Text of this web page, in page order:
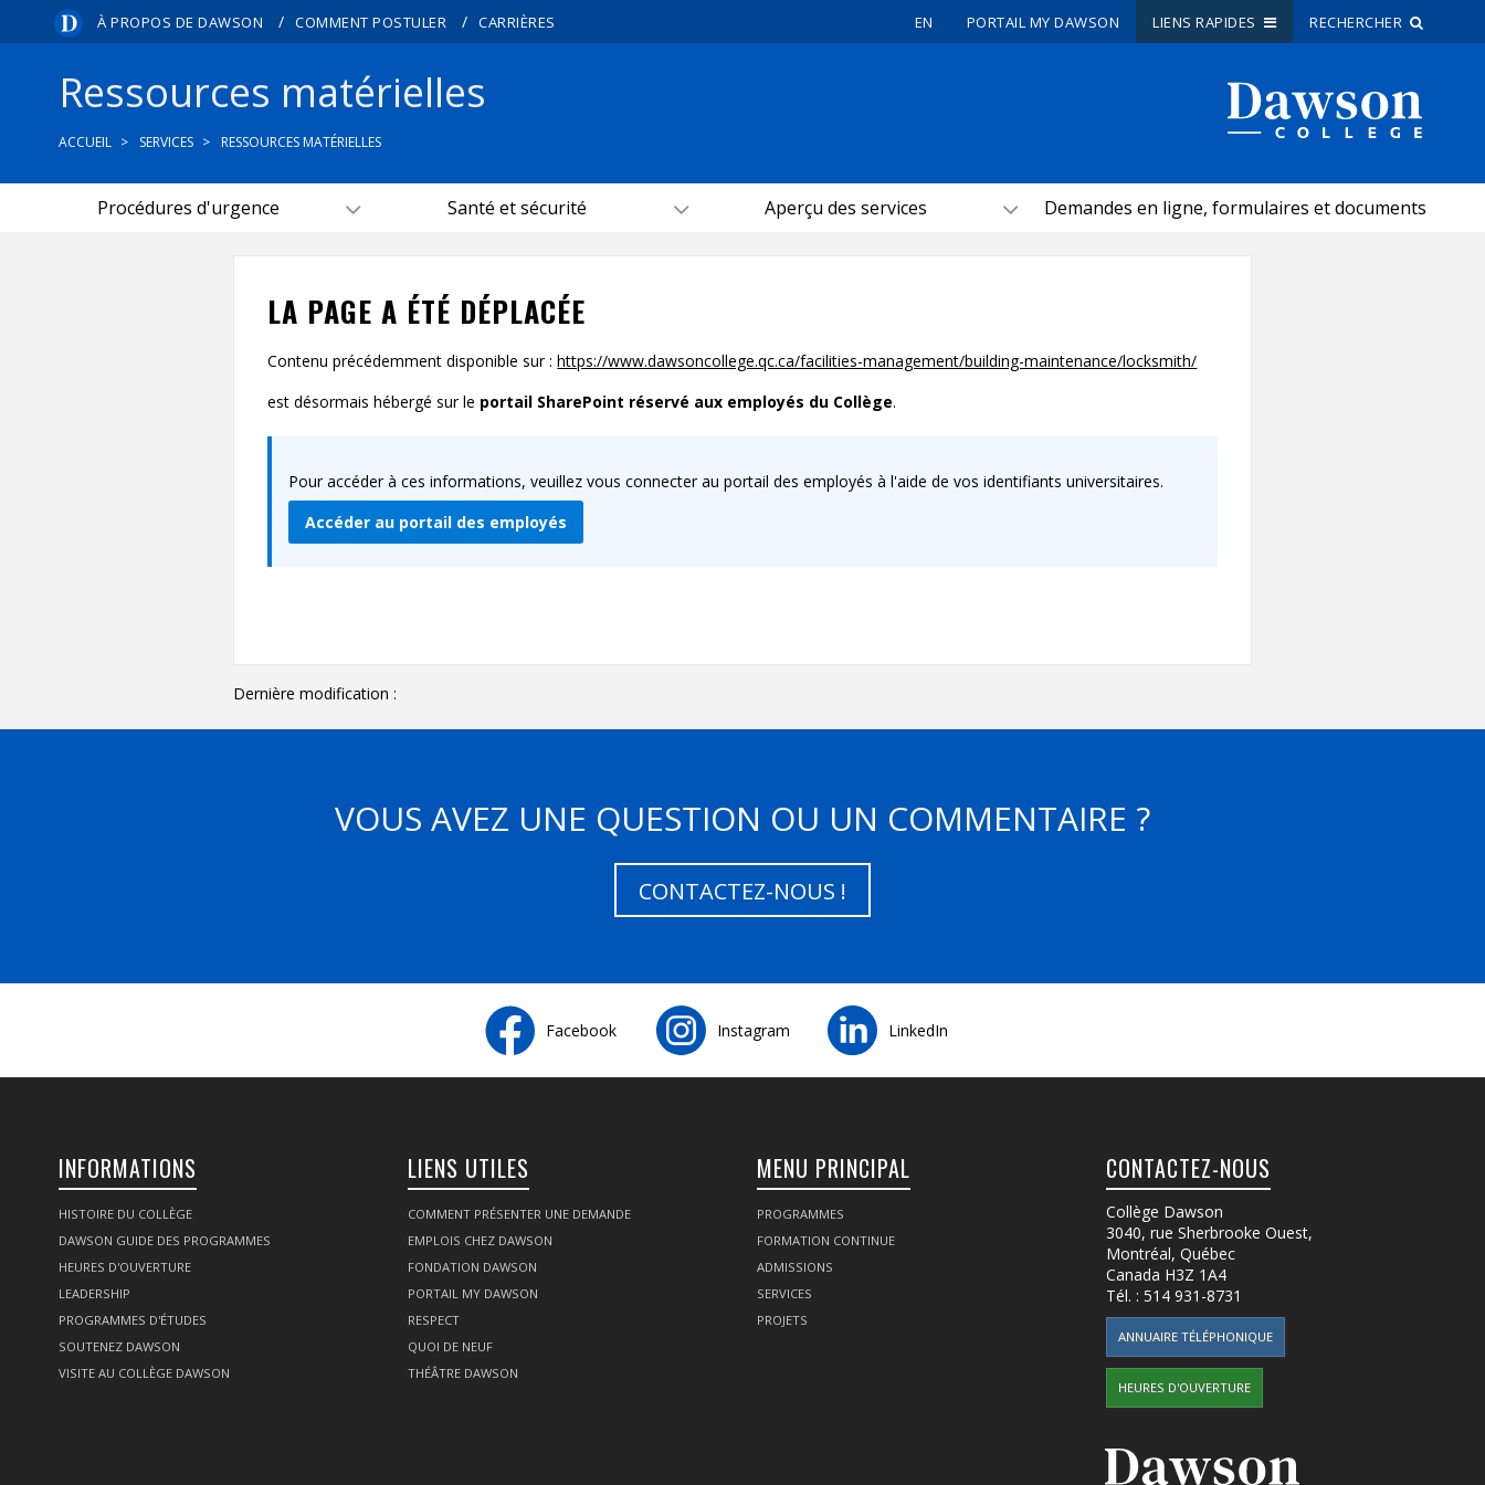
À PROPOS DE DAWSON / COMMENT POSTULER / CARRIÈRES EN PORTAIL MY DAWSON LIENS RAPIDES RECHERCHER
Ressources matérielles
ACCUEIL SERVICES RESSOURCES MATÉRIELLES
Procédures d'urgence Santé et sécurité Aperçu des services Demandes en ligne, formulaires et documents
LA PAGE A ÉTÉ DÉPLACÉE
Contenu précédemment disponible sur :https://www.dawsoncollege.qc.ca/facilities-management/building-maintenance/locksmith/
est désormais hébergé sur le portail SharePoint réservé aux employés du Collège.
Pour accéder à ces informations, veuillez vous connecter au portail des employés à l'aide de vos identifiants universitaires.
Accéder au portail des employés
Dernière modification :
VOUS AVEZ UNE QUESTION OU UN COMMENTAIRE ?
CONTACTEZ-NOUS !
Facebook Instagram LinkedIn
INFORMATIONS
HISTOIRE DU COLLÈGE
DAWSON GUIDE DES PROGRAMMES
HEURES D'OUVERTURE
LEADERSHIP
PROGRAMMES D'ÉTUDES
SOUTENEZ DAWSON
VISITE AU COLLÈGE DAWSON
LIENS UTILES
COMMENT PRÉSENTER UNE DEMANDE
EMPLOIS CHEZ DAWSON
FONDATION DAWSON
PORTAIL MY DAWSON
RESPECT
QUOI DE NEUF
THÉÂTRE DAWSON
MENU PRINCIPAL
PROGRAMMES
FORMATION CONTINUE
ADMISSIONS
SERVICES
PROJETS
CONTACTEZ-NOUS
Collège Dawson
3040, rue Sherbrooke Ouest,
Montréal, Québec
Canada H3Z 1A4
Tél. : 514 931-8731
ANNUAIRE TÉLÉPHONIQUE
HEURES D'OUVERTURE
Recherche sur le site